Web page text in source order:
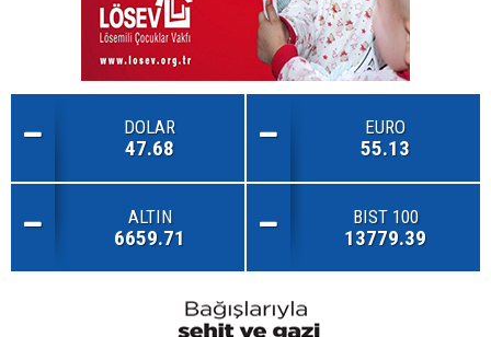
DOLAR
47.68
EURO
55.13
ALTIN
6659.71
BIST 100
13779.39